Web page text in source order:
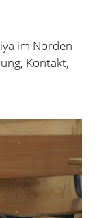
im Norden
Kontakt,